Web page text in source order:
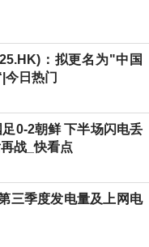
：拟更名为"中国
今日热门
0-2朝鲜 下半场闪电丢
战_快看点
三季度发电量及上网电